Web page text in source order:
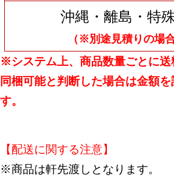
沖縄・離島・特
（※別途見積りの場合
※システム上、商品数量ごとに
同梱可能と判断した場合は金額
す。
【配送に関する注意】
※商品は軒先渡しとなります。